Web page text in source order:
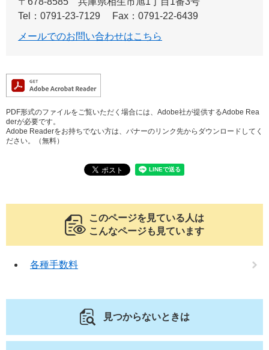
Tel：0791-23-7129
Fax：0791-22-6439
メールでのお問い合わせはこちら
PDF形式のファイルをご覧いただく場合には、Adobe社が提供するAdobe Rea
derが必要です。
Adobe Readerをお持ちでない方は、バナーのリンク先からダウンロードしてく
ださい。（無料）
このページを見ている人は
こんなページも見ています
各種手数料
見つからないときは